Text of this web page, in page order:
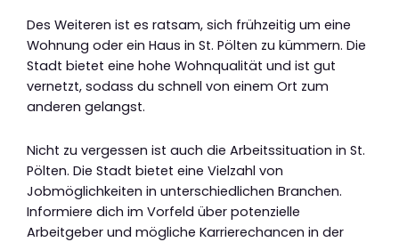
Des Weiteren ist es ratsam, sich frühzeitig um eine
Wohnung oder ein Haus in St. Pölten zu kümmern. Die
Stadt bietet eine hohe Wohnqualität und ist gut
vernetzt, sodass du schnell von einem Ort zum
anderen gelangst.
Nicht zu vergessen ist auch die Arbeitssituation in St.
Pölten. Die Stadt bietet eine Vielzahl von
Jobmöglichkeiten in unterschiedlichen Branchen.
Informiere dich im Vorfeld über potenzielle
Arbeitgeber und mögliche Karrierechancen in der